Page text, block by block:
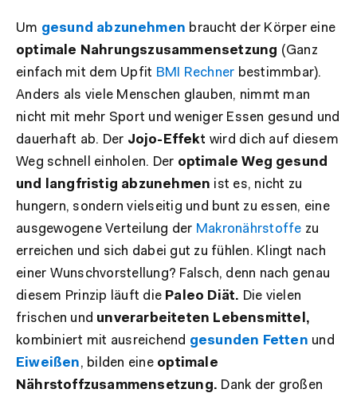
Um gesund abzunehmen braucht der Körper eine
optimale Nahrungszusammensetzung (Ganz
einfach mit dem Upfit BMI Rechner bestimmbar).
Anders als viele Menschen glauben, nimmt man
nicht mit mehr Sport und weniger Essen gesund und
dauerhaft ab. Der Jojo-Effekt wird dich auf diesem
Weg schnell einholen. Der optimale Weg gesund
und langfristig abzunehmen ist es, nicht zu
hungern, sondern vielseitig und bunt zu essen, eine
ausgewogene Verteilung der Makronährstoffe zu
erreichen und sich dabei gut zu fühlen. Klingt nach
einer Wunschvorstellung? Falsch, denn nach genau
diesem Prinzip läuft die Paleo Diät. Die vielen
frischen und unverarbeiteten Lebensmittel,
kombiniert mit ausreichend gesunden Fetten und
Eiweißen, bilden eine optimale
Nährstoffzusammensetzung. Dank der großen